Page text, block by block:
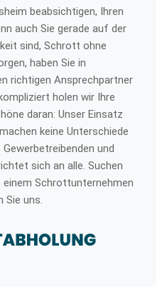
beabsichtigen, Ihren
auch Sie gerade auf der
sind, Schrott ohne
haben Sie in
richtigen Ansprechpartner
holen wir Ihre
daran: Unser Einsatz
keine Unterschiede
und
sich an alle. Suchen
einem Schrottunternehmen
Sie uns.